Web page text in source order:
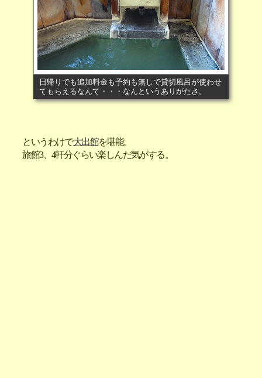
日帰りでも追加料金も予約も無しで貸切風呂が使わせ
てもらえるなんて・・・なんというありがたさ。
というわけで大出館を堪能。
旅館3、4軒分ぐらい楽しんだ気がする。